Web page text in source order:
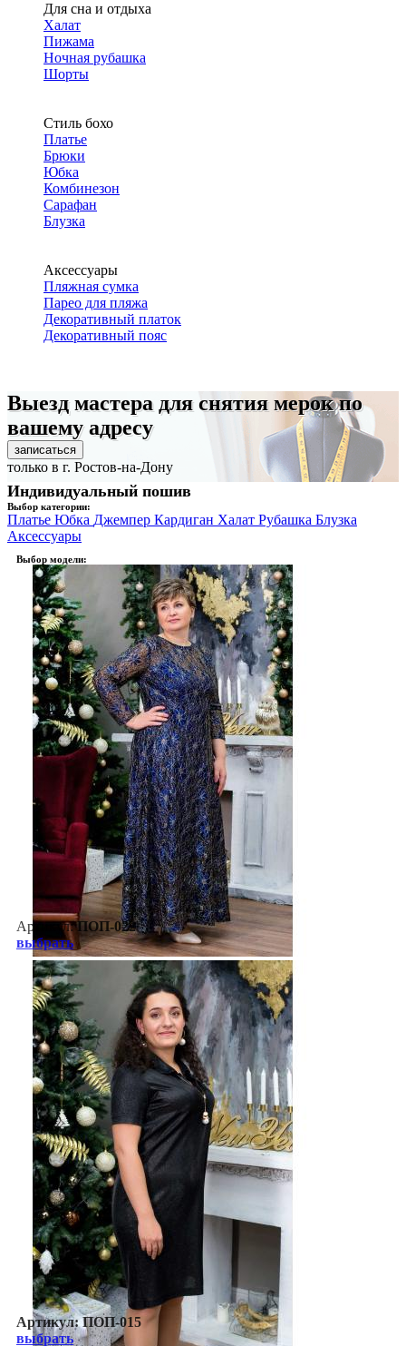
Для сна и отдыха
Халат
Пижама
Ночная рубашка
Шорты
Стиль бохо
Платье
Брюки
Юбка
Комбинезон
Сарафан
Блузка
Аксессуары
Пляжная сумка
Парео для пляжа
Декоративный платок
Декоративный пояс
Выезд мастера для снятия мерок по
вашему адресу
записаться
только в г. Ростов-на-Дону
Индивидуальный пошив
Выбор категории:
Платье Юбка Джемпер Кардиган Халат Рубашка Блузка
Аксессуары
Выбор модели:
Артикул:ПОП-022
выбрать
Артикул:ПОП-015
выбрать